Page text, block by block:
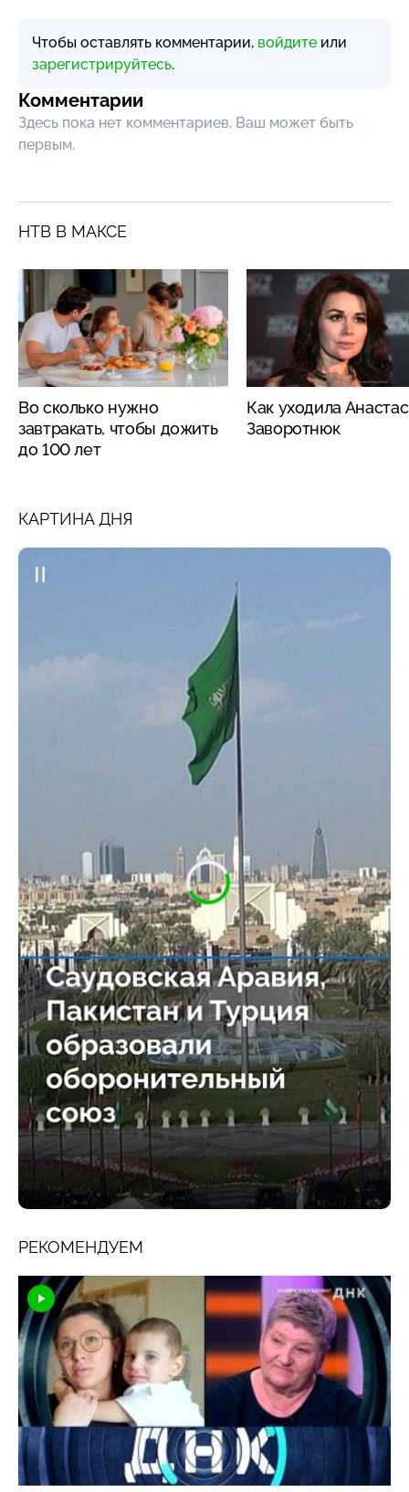
Чтобы оставлять комментарии, войдите или
зарегистрируйтесь.
Комментарии
Здесь пока нет комментариев, Ваш может быть
первым.
НТВ В МАКСЕ
Во сколько нужно
завтракать, чтобы дожить
до 100 лет
Как уходила
Заворотнюк
КАРТИНА ДНЯ
РЕКОМЕНДУЕМ